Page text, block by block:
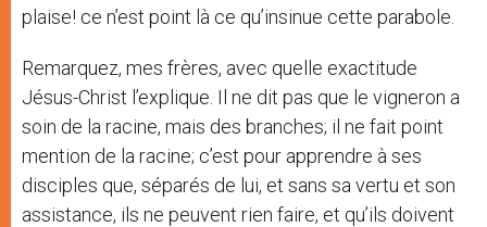
plaise! ce n’est point là ce qu’insinue cette parabole.
Remarquez, mes frères, avec quelle exactitude
Jésus-Christ l’explique. Il ne dit pas que le vigneron a
soin de la racine, mais des branches; il ne fait point
mention de la racine; c’est pour apprendre à ses
disciples que, séparés de lui, et sans sa vertu et son
assistance, ils ne peuvent rien faire, et qu’ils doivent